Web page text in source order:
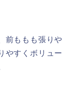
前ももも張りや
やすくボリュー